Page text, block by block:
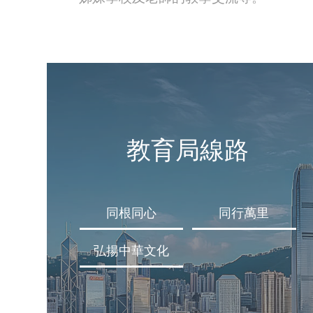
教育局線路
同根同心 同行萬里
弘揚中華文化